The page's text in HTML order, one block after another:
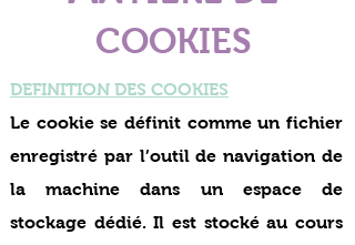
COOKIES
DEFINITION DES COOKIES
Le cookie se définit comme un fichier
enregistré par l’outil de navigation de
la machine dans un espace de
stockage dédié. Il est stocké au cours